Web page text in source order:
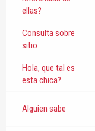
ellas?
Consulta sobre
sitio
Hola, que tal es
esta chica?
Alguien sabe